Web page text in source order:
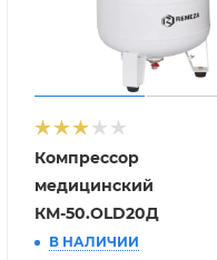
Компрессор
медицинский
КМ-50.OLD20Д
В НАЛИЧИИ